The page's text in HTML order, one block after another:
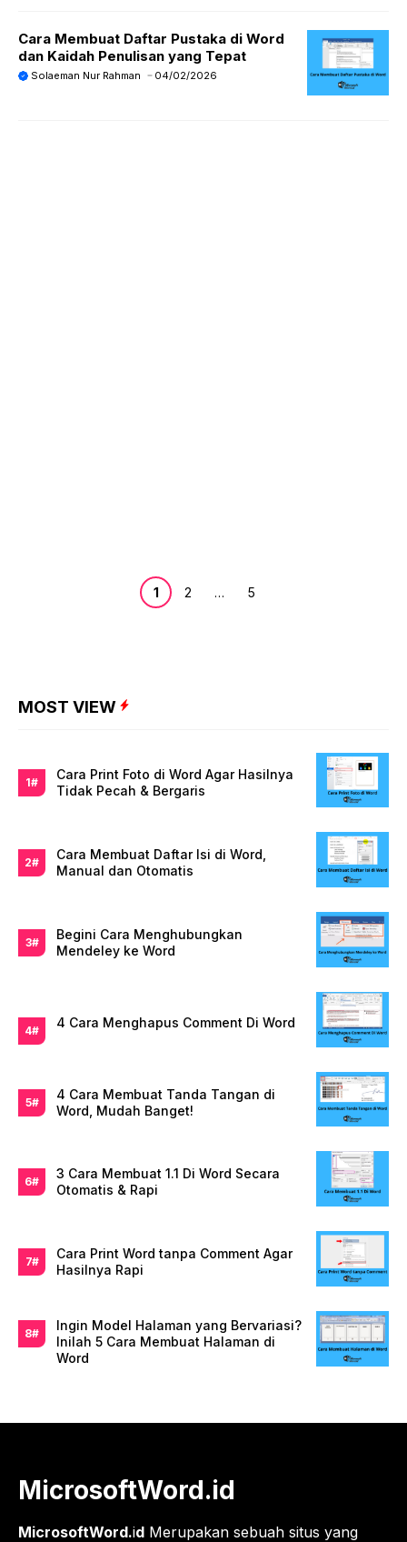
Cara Membuat Daftar Pustaka di Word
dan Kaidah Penulisan yang Tepat
Solaeman Nur Rahman 04/02/2026
Page
1 Page
2 … Page
5
MOST VIEW
Cara Print Foto di Word Agar Hasilnya
Tidak Pecah & Bergaris
Cara Membuat Daftar Isi di Word,
Manual dan Otomatis
Begini Cara Menghubungkan
Mendeley ke Word
4 Cara Menghapus Comment Di Word
4 Cara Membuat Tanda Tangan di
Word, Mudah Banget!
3 Cara Membuat 1.1 Di Word Secara
Otomatis & Rapi
Cara Print Word tanpa Comment Agar
Hasilnya Rapi
Ingin Model Halaman yang Bervariasi?
Inilah 5 Cara Membuat Halaman di
Word
MicrosoftWord.id
MicrosoftWord.id Merupakan sebuah situs yang